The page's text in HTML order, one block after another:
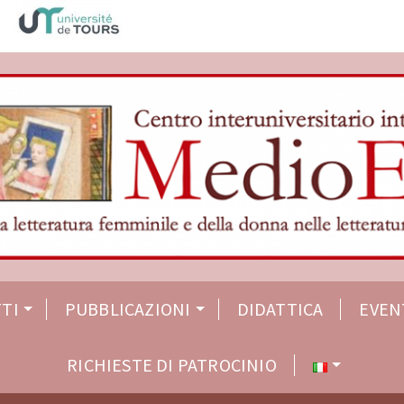
PUBBLICAZIONI DIDATTICA
RICHIESTE DI PATROCINIO